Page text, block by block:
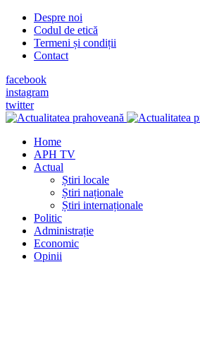
Despre noi
Codul de etică
Termeni și condiții
Contact
facebook
instagram
twitter
Home
APH TV
Actual
Știri locale
Știri naționale
Știri internaționale
Politic
Administrație
Economic
Opinii